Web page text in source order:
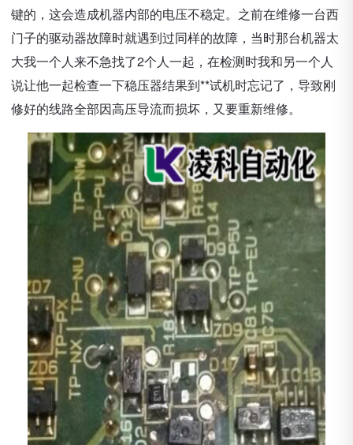
键的，这会造成机器内部的电压不稳定。之前在维修一台西
门子的驱动器故障时就遇到过同样的故障，当时那台机器太
大我一个人来不急找了2个人一起，在检测时我和另一个人
说让他一起检查一下稳压器结果到**试机时忘记了，导致刚
修好的线路全部因高压导流而损坏，又要重新维修。